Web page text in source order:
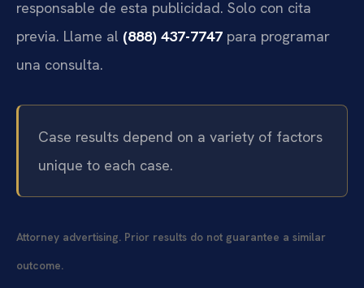
responsable de esta publicidad. Solo con cita
previa. Llame al (888) 437-7747 para programar
una consulta.
Case results depend on a variety of factors
unique to each case.
Attorney advertising. Prior results do not guarantee a similar
outcome.